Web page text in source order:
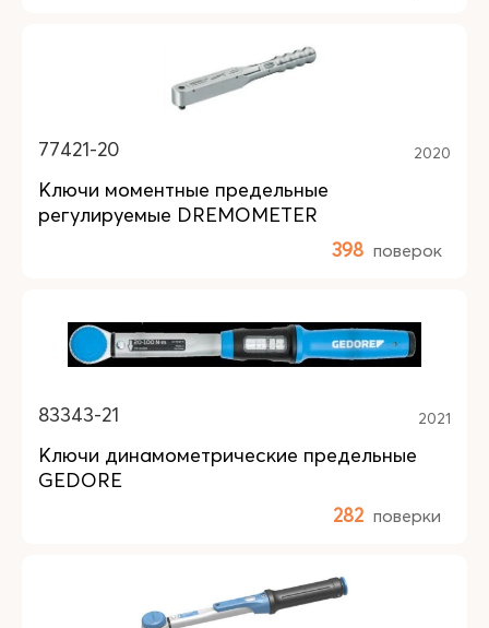
77421-20 2020
Ключи моментные предельные
регулируемые DREMOMETER
398 поверок
83343-21 2021
Ключи динамометрические предельные
GEDORE
282 поверки